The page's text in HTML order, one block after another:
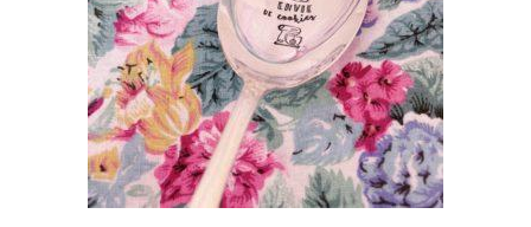
55,00€
AJOUTER AU PANIER